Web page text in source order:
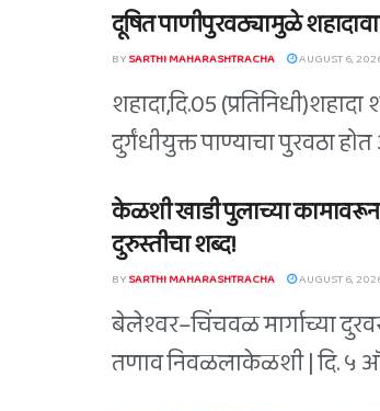
दूषित पाणीपुरवठ्यामुळे
BYSARTHI MAHARASHTRACHA AUGUST 6,
शहादा,दि.05
दुर्गंधीयुक्त पाण्याचा पुरवठा
केळशी खाडी पुलाच्या
दुरुस्तीचा शब्द!
BYSARTHI MAHARASHTRACHA AUGUST 6,
बेलेश्वर–चिंचवळ मार्गाच्या
तणाव निवळलाकेळशी | दि. ५